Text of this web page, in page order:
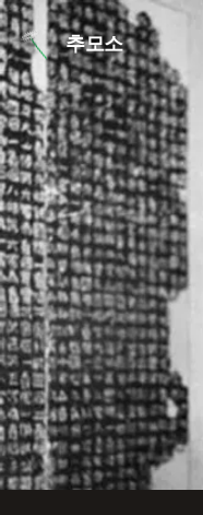
본문 바로가기
추모소